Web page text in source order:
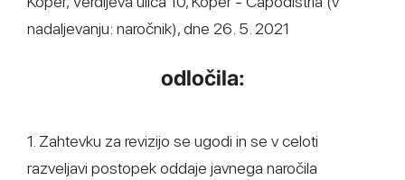
nadaljevanju: naročnik), dne 26. 5. 2021
odločila:
1. Zahtevku za revizijo se ugodi in se v celoti
razveljavi postopek oddaje javnega naročila